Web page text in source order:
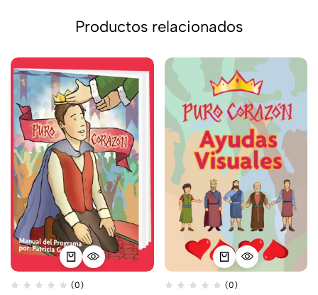
Productos relacionados
(0) (0)